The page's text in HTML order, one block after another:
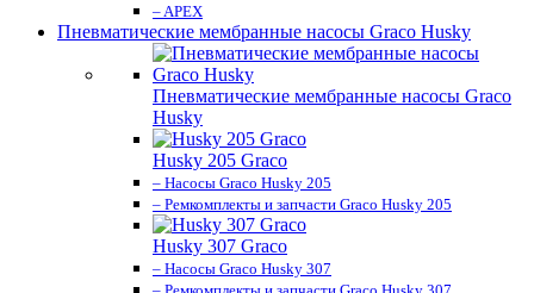
– APEX
Пневматические мембранные насосы Graco Husky
Пневматические мембранные насосы Graco
Husky
Husky 205 Graco
– Насосы Graco Husky 205
– Ремкомплекты и запчасти Graco Husky 205
Husky 307 Graco
– Насосы Graco Husky 307